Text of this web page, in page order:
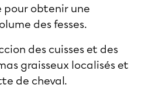
pour obtenir une
des fesses.
des cuisses et des
graisseux localisés et
de cheval.